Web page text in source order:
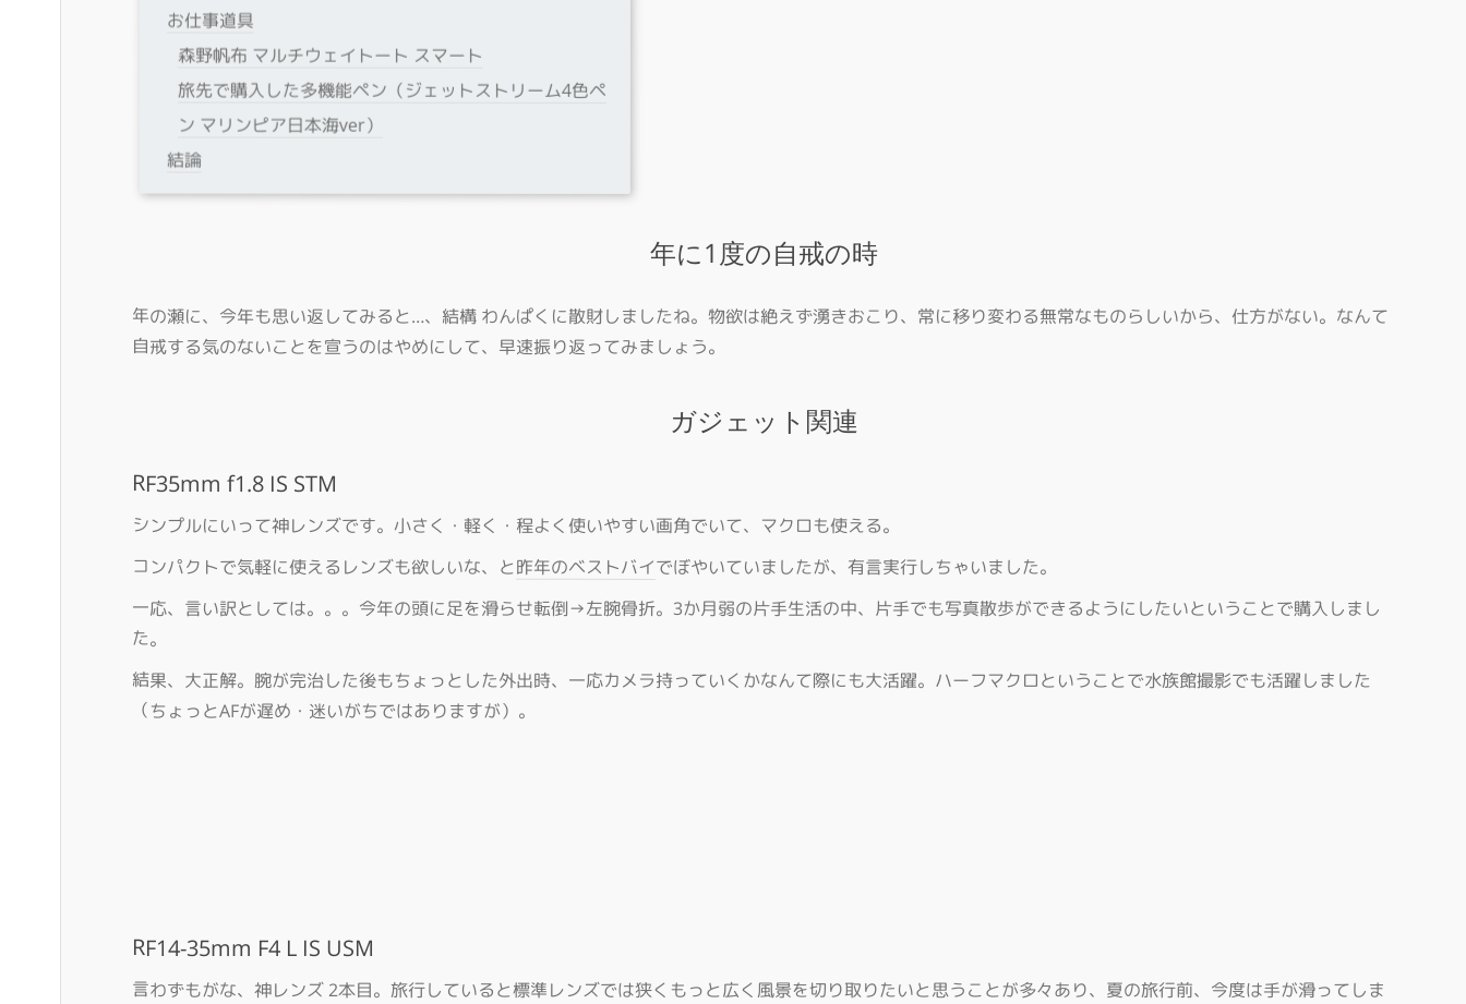
お仕事道具
森野帆布 マルチウェイトート スマート
旅先で購入した多機能ペン（ジェットストリーム4色ペ
ン マリンピア日本海ver）
結論
年に1度の自戒の時
年の瀬に、今年も思い返してみると…、結構 わんぱくに散財しましたね。物欲は絶えず湧きおこり、常に移り変わる無常なものらしいから、仕方がない。なんて
自戒する気のないことを宣うのはやめにして、早速振り返ってみましょう。
ガジェット関連
RF35mm f1.8 IS STM
シンプルにいって神レンズです。小さく・軽く・程よく使いやすい画角でいて、マクロも使える。
コンパクトで気軽に使えるレンズも欲しいな、と昨年のベストバイでぼやいていましたが、有言実行しちゃいました。
一応、言い訳としては。。。今年の頭に足を滑らせ転倒→左腕骨折。3か月弱の片手生活の中、片手でも写真散歩ができるようにしたいということで購入しまし
た。
結果、大正解。腕が完治した後もちょっとした外出時、一応カメラ持っていくかなんて際にも大活躍。ハーフマクロということで水族館撮影でも活躍しました
（ちょっとAFが遅め・迷いがちではありますが）。
RF14-35mm F4 L IS USM
言わずもがな、神レンズ 2本目。旅行していると標準レンズでは狭くもっと広く風景を切り取りたいと思うことが多々あり、夏の旅行前、今度は手が滑ってしま